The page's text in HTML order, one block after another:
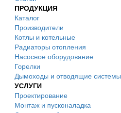
ПРОДУКЦИЯ
Каталог
Производители
Котлы и котельные
Радиаторы отопления
Насосное оборудование
Горелки
Дымоходы и отводящие системы
УСЛУГИ
Проектирование
Монтаж и пусконаладка